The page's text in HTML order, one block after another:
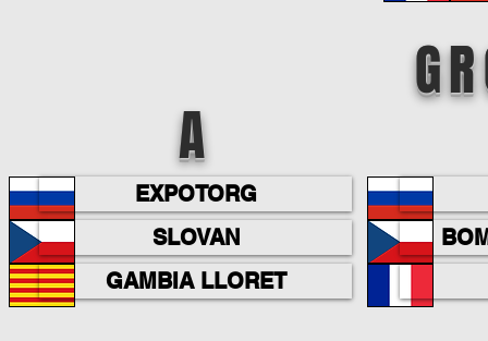
A
EXPOTORG
SLOVAN
GAMBIA LLORET